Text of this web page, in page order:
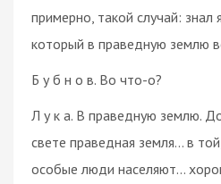
примерно, такой случай: знал
который в праведную землю
Б у б н о в. Во что-о?
Л у к а. В праведную землю.
свете праведная земля… в
особые люди населяют…